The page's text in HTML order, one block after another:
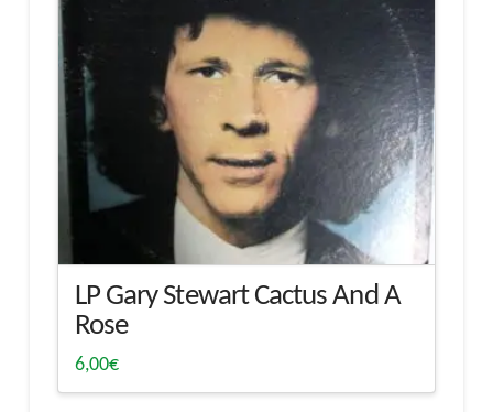
LP Gary Stewart Cactus And A
Rose
6,00€